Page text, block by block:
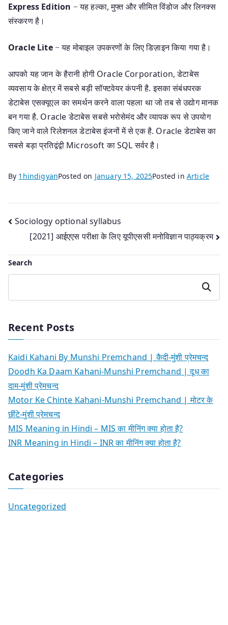
Express Edition − यह हल्का, मुफ्त और सीमित विंडोज और लिनक्स
संस्करण है।
Oracle Lite− यह मोबाइल उपकरणों के लिए डिज़ाइन किया गया है।
आपको यह जान के हैरानी होगी Oracle Corporation, डेटाबेस
व्यवसाय के क्षेत्र में सबसे बड़ी सॉफ्टवेयर कंपनी है. इसका संबंधपरक
डेटाबेस एसक्यूएल का समर्थन करने वाला पहला था जो तब से उद्योग मानक
बन गया है. Oracle डेटाबेस सबसे भरोसेमंद और व्यापक रूप से उपयोग
किए जाने वाले रिलेशनल डेटाबेस इंजनों में से एक है. Oracle डेटाबेस का
सबसे बड़ा प्रतिद्वंद्वी Microsoft का SQL सर्वर है।
By 1hindigyanPosted on January 15, 2025Posted in Article
Post
navigation
Sociology optional syllabus
[2021] आईएएस परीक्षा के लिए यूपीएससी मनोविज्ञान पाठ्यक्रम
Search
Search
Recent Posts
Kaidi Kahani By Munshi Premchand | कैदी-मुंशी प्रेमचन्द
Doodh Ka Daam Kahani-Munshi Premchand | दूध का
दाम-मुंशी प्रेमचन्द
Motor Ke Chinte Kahani-Munshi Premchand | मोटर के
छींटे-मुंशी प्रेमचन्द
MIS Meaning in Hindi – MIS का मीनिंग क्या होता है?
INR Meaning in Hindi – INR का मीनिंग क्या होता है?
Categories
Uncategorized